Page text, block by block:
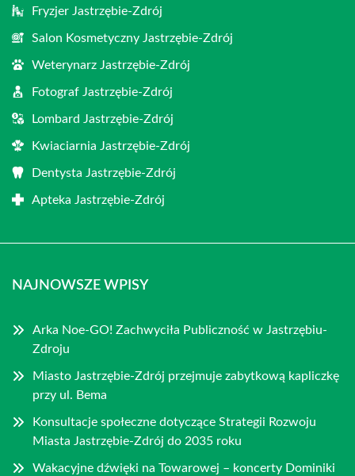
Fryzjer Jastrzębie-Zdrój
Salon Kosmetyczny Jastrzębie-Zdrój
Weterynarz Jastrzębie-Zdrój
Fotograf Jastrzębie-Zdrój
Lombard Jastrzębie-Zdrój
Kwiaciarnia Jastrzębie-Zdrój
Dentysta Jastrzębie-Zdrój
Apteka Jastrzębie-Zdrój
NAJNOWSZE WPISY
Arka Noe-GO! Zachwyciła Publiczność w Jastrzębiu-
Zdroju
Miasto Jastrzębie-Zdrój przejmuje zabytkową kapliczkę
przy ul. Bema
Konsultacje społeczne dotyczące Strategii Rozwoju
Miasta Jastrzębie-Zdrój do 2035 roku
Wakacyjne dźwięki na Towarowej – koncerty Dominiki